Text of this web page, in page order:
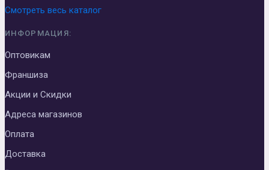
Смотреть весь каталог
ИНФОРМАЦИЯ:
Оптовикам
Франшиза
Акции и Скидки
Адреса магазинов
Оплата
Доставка